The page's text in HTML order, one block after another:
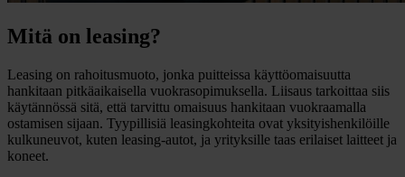
Mitä on leasing?
Leasing on rahoitusmuoto, jonka puitteissa käyttöomaisuutta
hankitaan pitkäaikaisella vuokrasopimuksella. Liisaus tarkoittaa siis
käytännössä sitä, että tarvittu omaisuus hankitaan vuokraamalla
ostamisen sijaan. Tyypillisiä leasingkohteita ovat yksityishenkilöille
kulkuneuvot, kuten leasing-autot, ja yrityksille taas erilaiset laitteet ja
koneet.